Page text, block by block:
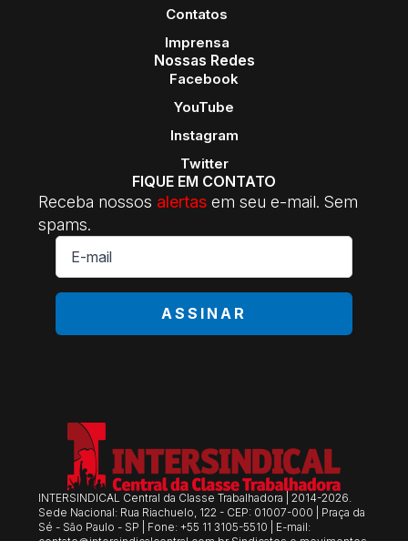
Contatos
Imprensa
Nossas Redes
Facebook
YouTube
Instagram
Twitter
FIQUE EM CONTATO
Receba nossos alertas em seu e-mail. Sem
spams.
E-
mail
ASSINAR
INTERSINDICAL Central da Classe Trabalhadora | 2014-2026.
Sede Nacional: Rua Riachuelo, 122 - CEP: 01007-000 | Praça da
Sé - São Paulo - SP | Fone: +55 11 3105-5510 | E-mail: